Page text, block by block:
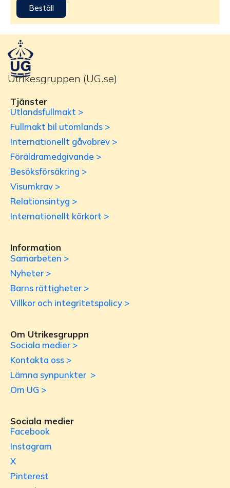
Beställ
Utrikesgruppen (UG.se)
Tjänster
Utlandsfullmakt >
Fullmakt bil utomlands >
Internationellt gåvobrev >
Föräldramedgivande >
Besöksförsäkring >
Visumkrav >
Relationsintyg >
Internationellt körkort >
Information
Samarbeten >
Nyheter >
Barns rättigheter >
Villkor och integritetspolicy >
Om Utrikesgruppn
Sociala medier >
Kontakta oss >
Lämna synpunkter >
Om UG >
Sociala medier
Facebook
Instagram
X
Pinterest